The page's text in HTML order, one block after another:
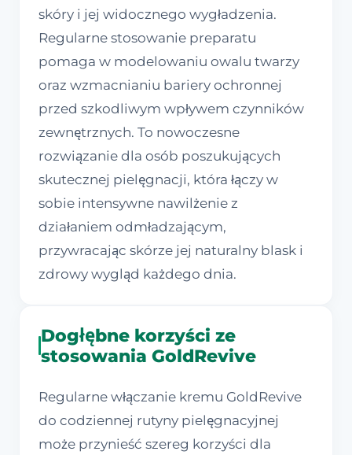
skóry i jej widocznego wygładzenia.
Regularne stosowanie preparatu
pomaga w modelowaniu owalu twarzy
oraz wzmacnianiu bariery ochronnej
przed szkodliwym wpływem czynników
zewnętrznych. To nowoczesne
rozwiązanie dla osób poszukujących
skutecznej pielęgnacji, która łączy w
sobie intensywne nawilżenie z
działaniem odmładzającym,
przywracając skórze jej naturalny blask i
zdrowy wygląd każdego dnia.
Dogłębne korzyści ze
stosowania GoldRevive
Regularne włączanie kremu GoldRevive
do codziennej rutyny pielęgnacyjnej
może przynieść szereg korzyści dla